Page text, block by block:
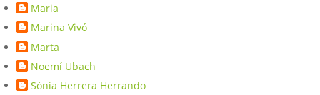
Maria
Marina Vivó
Marta
Noemí Ubach
Sònia Herrera Herrando